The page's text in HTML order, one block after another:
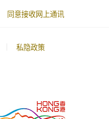
同意接收网上通讯
私隐政策